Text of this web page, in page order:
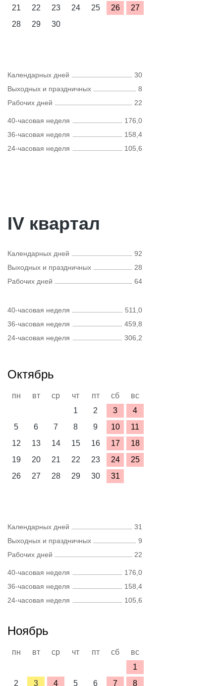
21
22 23 24 25 26
27
28
29 30
Календарных дней
30
Выходных и праздничных
8
Рабочих дней
22
40-часовая неделя
176,0
36-часовая неделя
158,4
24-часовая неделя
105,6
IV квартал
Календарных дней
92
Выходных и праздничных
28
Рабочих дней
64
40-часовая неделя
511,0
36-часовая неделя
459,8
24-часовая неделя
306,2
Октябрь
пн вт ср чт пт сб
вс
1
2 3
4
5
6 7 8 9 10
11
12
13 14 15 16 17
18
19
20 21 22 23 24
25
26
27 28 29 30 31
Календарных дней
31
Выходных и праздничных
9
Рабочих дней
22
40-часовая неделя
176,0
36-часовая неделя
158,4
24-часовая неделя
105,6
Ноябрь
пн вт ср чт пт сб
вс
1
2
3 4 5 6 7 8